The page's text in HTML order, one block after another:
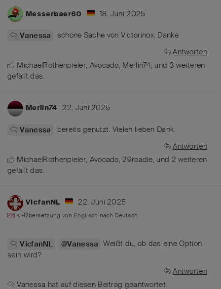
Messerbaer60 18. Juni 2025
Vanessa
schöne Sache von Victorinox. Danke
Antworten
MichaelRothenpieler, Avocado, Merlin74, und 3 weiteren
gefällt das.
Merlin74 22. Juni 2025
Vanessa
bereits genutzt. Vielen lieben Dank.
Antworten
MichaelRothenpieler, Avocado,29roadie, und 2 weiteren
gefällt das.
VicfanNL 22. Juni 2025
KI-Übersetzung von Englisch nach Deutsch
VicfanNL @Vanessa Weißt du, ob das eine Option
sein wird?
Antworten
Vanessa hat auf diesen Beitrag geantwortet.